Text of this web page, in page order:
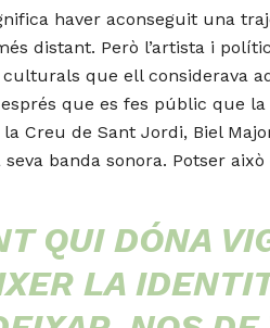
haver aconseguit una
distant. Però l’artista i
que ell considerava
que es fes públic que
Creu de Sant Jordi, Biel
banda sonora. Potser
QUI DÓNA
LA